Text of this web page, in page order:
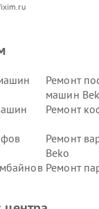
Ремонт
машин
Ремонт
Ремонт
Beko
Ремонт